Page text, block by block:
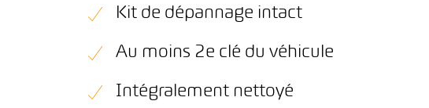
Kit de dépannage intact
Au moins 2e clé du véhicule
Intégralement nettoyé